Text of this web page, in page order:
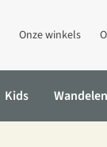
Onze winkels
Kids Wandelen